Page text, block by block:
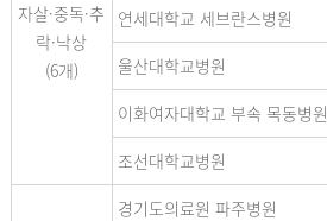
자살·중독·추
락·낙상
(6개)
연세대학교 세브란스병원
울산대학교병원
이화여자대학교 부속 목동병원
조선대학교병원
경기도의료원 파주병원